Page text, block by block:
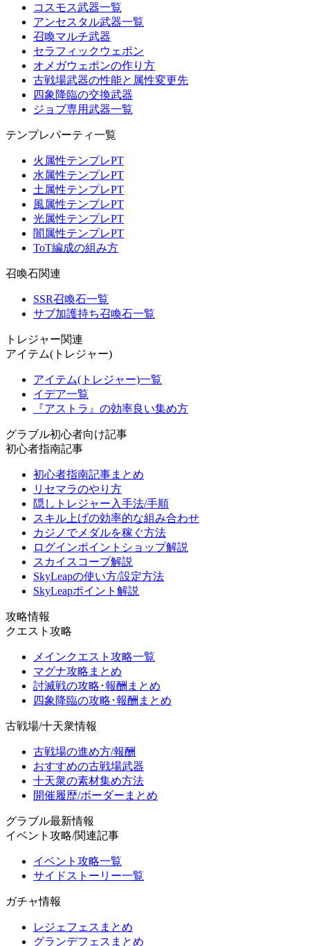
コスモス武器一覧
アンセスタル武器一覧
召喚マルチ武器
セラフィックウェポン
オメガウェポンの作り方
古戦場武器の性能と属性変更先
四象降臨の交換武器
ジョブ専用武器一覧
テンプレパーティ一覧
火属性テンプレPT
水属性テンプレPT
土属性テンプレPT
風属性テンプレPT
光属性テンプレPT
闇属性テンプレPT
ToT編成の組み方
召喚石関連
SSR召喚石一覧
サブ加護持ち召喚石一覧
トレジャー関連
アイテム(トレジャー)
アイテム(トレジャー)一覧
イデア一覧
『アストラ』の効率良い集め方
グラブル初心者向け記事
初心者指南記事
初心者指南記事まとめ
リセマラのやり方
隠しトレジャー入手法/手順
スキル上げの効率的な組み合わせ
カジノでメダルを稼ぐ方法
ログインポイントショップ解説
スカイスコープ解説
SkyLeapの使い方/設定方法
SkyLeapポイント解説
攻略情報
クエスト攻略
メインクエスト攻略一覧
マグナ攻略まとめ
討滅戦の攻略･報酬まとめ
四象降臨の攻略･報酬まとめ
古戦場/十天衆情報
古戦場の進め方/報酬
おすすめの古戦場武器
十天衆の素材集め方法
開催履歴/ボーダーまとめ
グラブル最新情報
イベント攻略/関連記事
イベント攻略一覧
サイドストーリー一覧
ガチャ情報
レジェフェスまとめ
グランデフェスまとめ